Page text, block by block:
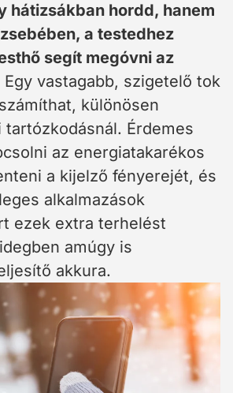
hátizsákban hordd, hanem
a testedhez
segít megóvni az
Egy vastagabb, szigetelő tok
különösen
Érdemes
az energiatakarékos
a kijelző fényerejét, és
alkalmazások
ezek extra terhelést
amúgy is
akkura.